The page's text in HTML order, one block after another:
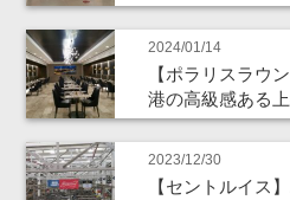
2024/01/14
【ポラリスラウ
港の高級感ある
2023/12/30
【セントルイス